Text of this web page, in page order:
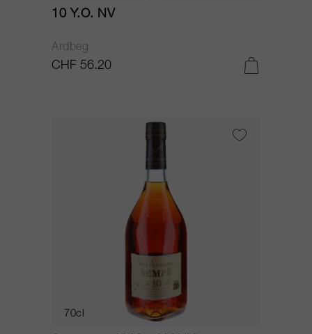
10 Y.O. NV
Ardbeg
CHF 56.20
70cl